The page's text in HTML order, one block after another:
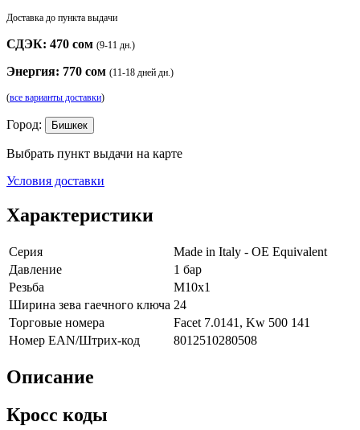
Доставка до пункта выдачи
СДЭК: 470 сом (9-11 дн.)
Энергия: 770 сом (11-18 дней дн.)
(все варианты доставки)
Город: Бишкек
Выбрать пункт выдачи на карте
Условия доставки
Характеристики
Серия
Made in Italy - OE Equivalent
Давление
1 бар
Резьба
M10x1
Ширина зева гаечного ключа 24
Торговые номера
Facet 7.0141, Kw 500 141
Номер EAN/Штрих-код
8012510280508
Описание
Кросс коды